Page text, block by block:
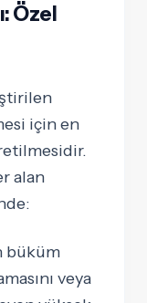
Özel
için en
alan
büküm
veya